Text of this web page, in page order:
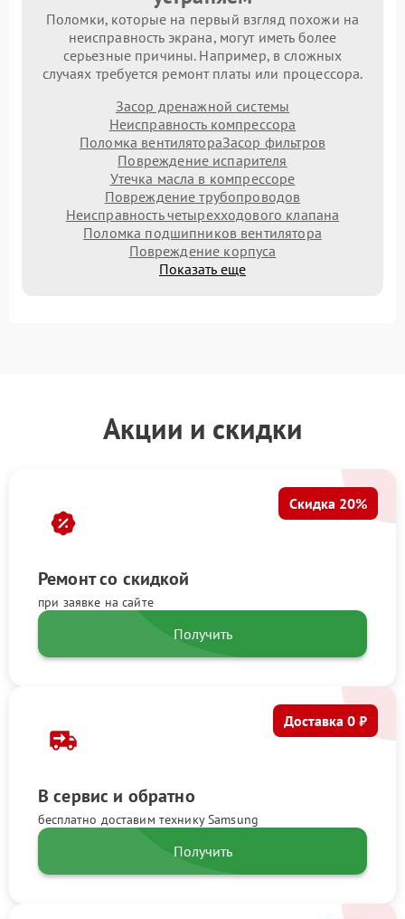
Поломки, которые на первый взгляд похожи на
неисправность экрана, могут иметь более
серьезные причины. Например, в сложных
случаях требуется ремонт платы или процессора.
Засор дренажной системы
Неисправность компрессора
Поломка вентилятораЗасор фильтров
Повреждение испарителя
Утечка масла в компрессоре
Повреждение трубопроводов
Неисправность четырехходового клапана
Поломка подшипников вентилятора
Повреждение корпуса
Показать еще
Акции и скидки
Ремонт со скидкой
при заявке на сайте
Скидка 20%
Получить
В сервис и обратно
бесплатно доставим технику Samsung
Доставка 0 ₽
Получить